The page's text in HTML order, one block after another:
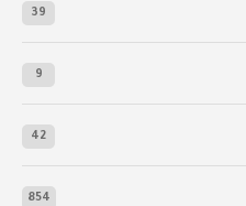
39
9
42
854